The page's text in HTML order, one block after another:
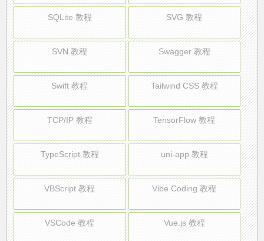
SQLite 教程 SVG 教程
SVN 教程 Swagger 教程
Swift 教程 Tailwind CSS 教程
TCP/IP 教程 TensorFlow 教程
TypeScript 教程 uni-app 教程
VBScript 教程 Vibe Coding 教程
VSCode 教程 Vue.js 教程